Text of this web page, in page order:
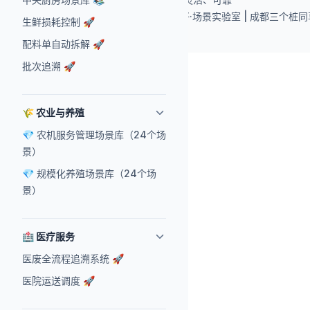
生鲜损耗控制 🚀
配料单自动拆解 🚀
批次追溯 🚀
🌾 农业与养殖
💎 农机服务管理场景库（24个场
景）
💎 规模化养殖场景库（24个场
景）
🏥 医疗服务
医废全流程追溯系统 🚀
医院运送调度 🚀
Copyright © 2025 易活好·场景实验室 | 成都三个桩同